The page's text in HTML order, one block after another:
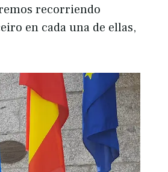
recorriendo
en cada una de ellas,